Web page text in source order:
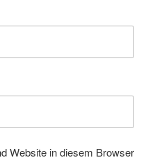
Website in diesem Browser